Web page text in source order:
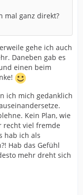
mal ganz direkt?
gehe ich auch
Daneben gab es
einen beim
ich mich gedanklich
Kein Plan, wie
recht viel fremde
hab ich als
Hab das Gefühl
mehr dreht sich